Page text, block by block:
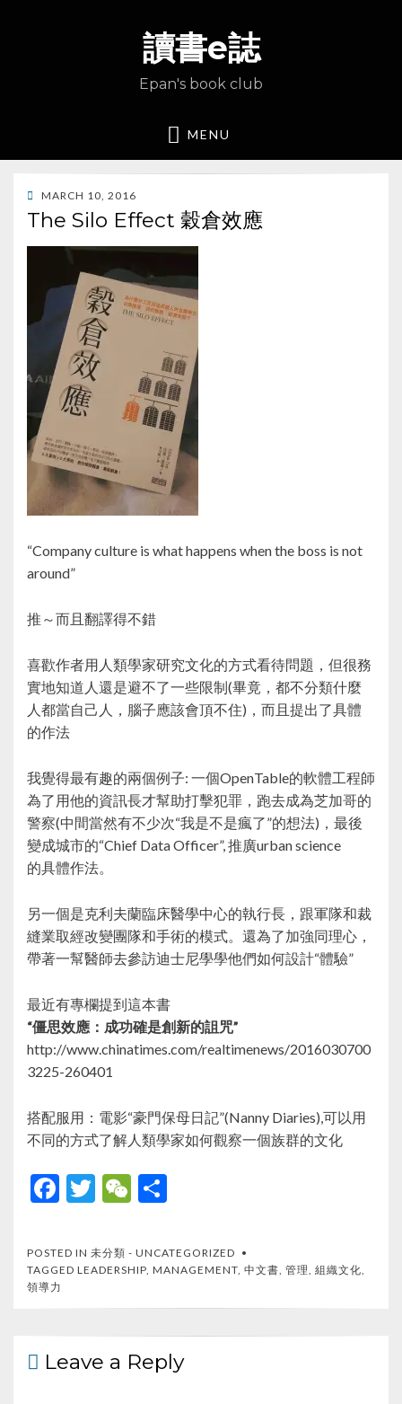
讀書e誌
Epan's book club
MENU
POSTED
ON
MARCH 10, 2016
The Silo Effect 穀倉效應
“Company culture is what happens when the boss is not
around”
推～而且翻譯得不錯
喜歡作者用人類學家研究文化的方式看待問題，但很務
實地知道人還是避不了一些限制(畢竟，都不分類什麼
人都當自己人，腦子應該會頂不住)，而且提出了具體
的作法
我覺得最有趣的兩個例子: 一個OpenTable的軟體工程師
為了用他的資訊長才幫助打擊犯罪，跑去成為芝加哥的
警察(中間當然有不少次“我是不是瘋了”的想法)，最後
變成城市的“Chief Data Officer”, 推廣urban science
的具體作法。
另一個是克利夫蘭臨床醫學中心的執行長，跟軍隊和裁
縫業取經改變團隊和手術的模式。還為了加強同理心，
帶著一幫醫師去參訪迪士尼學學他們如何設計“體驗”
最近有專欄提到這本書
“僵思效應：成功確是創新的詛咒”
http://www.chinatimes.com/realtimenews/2016030700
3225-260401
搭配服用：電影“豪門保母日記”(Nanny Diaries),可以用
不同的方式了解人類學家如何觀察一個族群的文化
F
e
b
k
T
itt
er
W
C
h
at
ar
e
POSTED IN 未分類 - UNCATEGORIZED
TAGGED LEADERSHIP, MANAGEMENT, 中文書, 管理, 組織文化,
領導力
Leave a Reply